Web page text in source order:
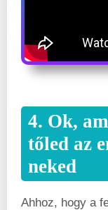
4. Ok,
tőled az
neked
Ahhoz, hogy a